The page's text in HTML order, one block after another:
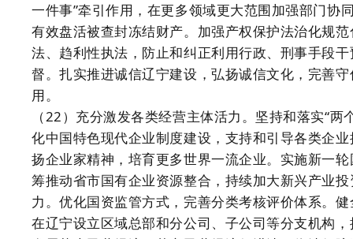
一件事”牵引作用，在更多领域更大范围加强部门协
有效盘活被查封冻结财产。加强产权保护法治化规
法、趋利性执法，防止和纠正利用行政、刑事手段
督。扎实推进诚信辽宁建设，弘扬诚信文化，完善
用。
（22）充分激发各类经营主体活力。坚持和落实“
化中国特色现代企业制度建设，支持和引导各类企
扬企业家精神，培育更多世界一流企业。实施新一
筹推动省市国有企业资源整合，持续加大新兴产业
力。优化国资监管方式，完善分类考核评价体系。
在辽宁设立区域总部和分公司、子公司等分支机构